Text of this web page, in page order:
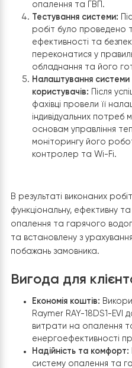
Особливу увагу
легкого доступу до
обслуговування та
Монтаж теплового
обладнання:
непрямого нагріву
на 100 літрів були
технічних вимог та
робіт включало
електромережі та
опалення та ГВП.
Тестування системи:
переконатися у
обладнання та його
Налаштування
користувачів:Після
фахівці провели її
основам
контролер та Wi-Fi.
В результаті виконаних